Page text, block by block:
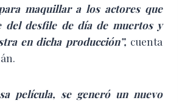
maquillar a los actores que
del desfile de día de muertos y
en dicha producción”, cuenta
película, se generó un nuevo